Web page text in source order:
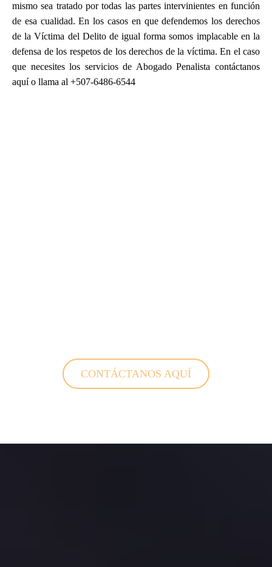
mismo sea tratado por todas las partes intervinientes en función
de esa cualidad. En los casos en que defendemos los derechos
de la Víctima del Delito de igual forma somos implacable en la
defensa de los respetos de los derechos de la víctima. En el caso
que necesites los servicios de Abogado Penalista contáctanos
aquí o llama al +507-6486-6544
CONTÁCTANOS AQUÍ